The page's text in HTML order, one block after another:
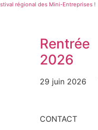
régional des Mini-Entreprises !
Rentrée
2026
29 juin 2026
CONTACT